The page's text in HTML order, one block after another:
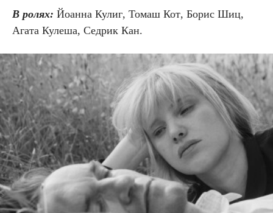
В ролях: Йоанна Кулиг, Томаш Кот, Борис Шиц,
Агата Кулеша, Седрик Кан.